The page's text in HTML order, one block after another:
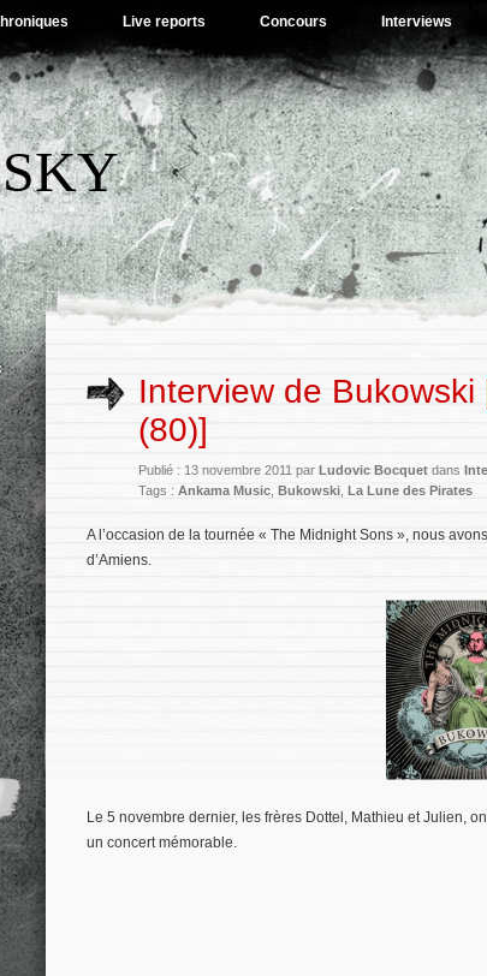
Live reports Concours Interviews
Interview de Bukowski
(80)]
Publié : 13 novembre 2011 par Ludovic Bocquet dans
Tags : Ankama Music Bukowski La Lune des Pirates
A l’occasion de la tournée « The Midnight Sons », nous
d’Amiens.
Le 5 novembre dernier, les frères Dottel, Mathieu et Julien,
un concert mémorable.